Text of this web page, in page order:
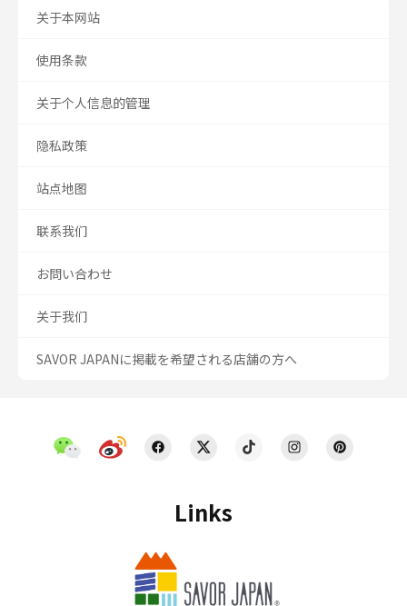
Links
关于本网站
使用条款
关于个人信息的管理
隐私政策
站点地图
联系我们
お問い合わせ
关于我们
SAVOR JAPANに掲載を希望される店舗の方へ